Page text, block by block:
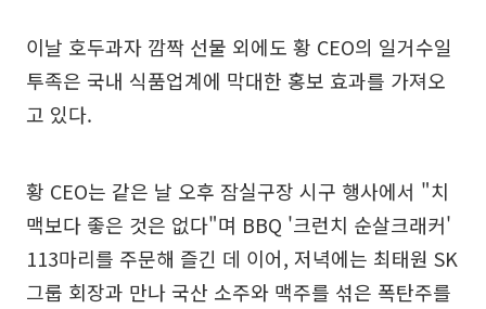
이날 호두과자 깜짝 선물 외에도 황 CEO의 일거수일
투족은 국내 식품업계에 막대한 홍보 효과를 가져오
고 있다.
황 CEO는 같은 날 오후 잠실구장 시구 행사에서 "치
맥보다 좋은 것은 없다"며 BBQ '크런치 순살크래커'
113마리를 주문해 즐긴 데 이어, 저녁에는 최태원 SK
그룹 회장과 만나 국산 소주와 맥주를 섞은 폭탄주를